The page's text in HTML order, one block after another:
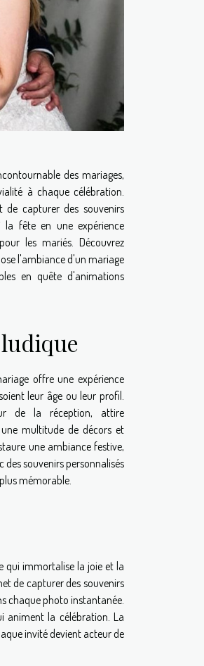
des mariages,
à chaque célébration.
de capturer des souvenirs
la fête en une expérience
les mariés. Découvrez
l'ambiance d'un mariage
en quête d'animations
offre une expérience
leur âge ou leur profil.
de la réception, attire
multitude de décors et
une ambiance festive,
souvenirs personnalisés
mémorable.
qui immortalise la joie et la
de capturer des souvenirs
chaque photo instantanée.
animent la célébration. La
invité devient acteur de